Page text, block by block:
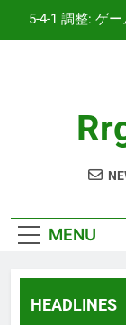
5-4-1 ゴール
5-4-1 調整: ゲ
5-4-1 ゴール
5-4-1 戦術ゲー
MENU
HEADLINES
5-4-1 戦術